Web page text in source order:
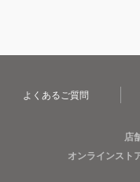
よくあるご質問
店
オンラインスト